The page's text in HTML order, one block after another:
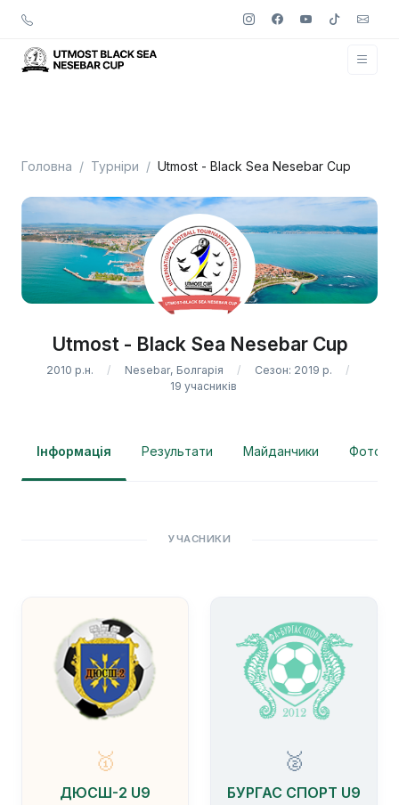
Головна Турніри Utmost - Black Sea Nesebar Cup
Utmost - Black Sea Nesebar Cup
2010 р.н. Nesebar, Болгарія
Сезон: 2019 р.
19 учасників
Інформація Результати Майданчики
УЧАСНИКИ
🥇
ДЮСШ-2 U9
🥈
БУРГАС СПОРТ U9